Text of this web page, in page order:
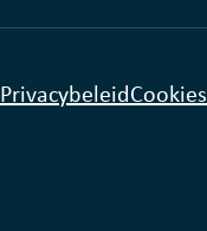
PrivacybeleidCookies